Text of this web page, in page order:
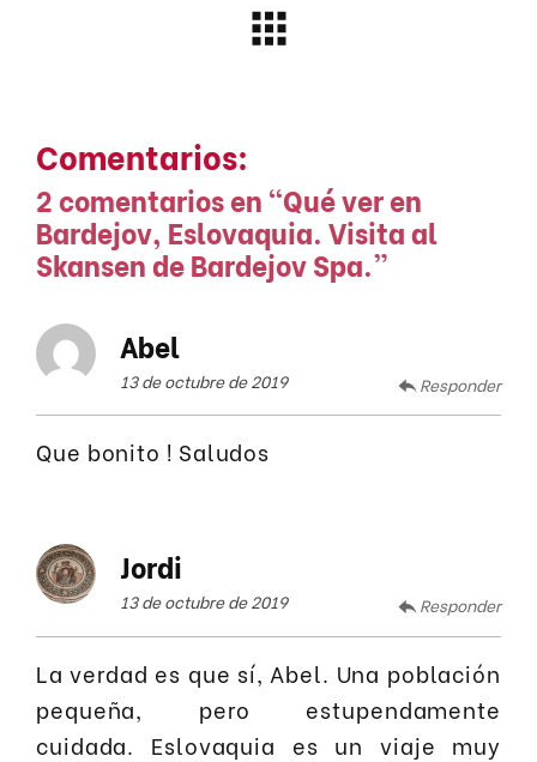
Comentarios:
2 comentarios en “Qué ver en
Bardejov, Eslovaquia. Visita al
Skansen de Bardejov Spa.”
Abel
13 de octubre de 2019 Responder
Que bonito ! Saludos
Jordi
13 de octubre de 2019 Responder
La verdad es que sí, Abel. Una población
pequeña, pero estupendamente
cuidada. Eslovaquia es un viaje muy